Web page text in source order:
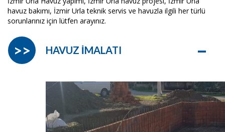
havuz bakımı, İzmir Urla teknik servis ve havuzla ilgili her türlü
sorunlarınız için lütfen arayınız.
HAVUZ İMALATI –
>>